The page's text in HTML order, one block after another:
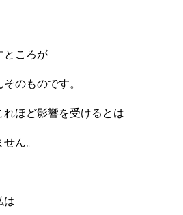
ところが
のものです。
ほど影響を受けるとは
ん。
は